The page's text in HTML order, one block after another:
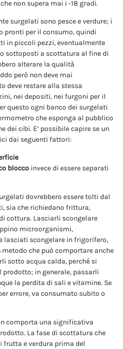
non supera mai i -18 gradi.
surgelati sono pesce e verdure; i
pronti per il consumo, quindi
in piccoli pezzi, eventualmente
sottoposti a scottatura al fine di
alterare la qualità
però non deve mai
deve restare alla stessa
nei depositi, nei furgoni per il
questo ogni banco dei surgelati
che esponga al pubblico
dei cibi. E’ possibile capire se un
dai seguenti fattori:
blocco invece di essere separati
dovrebbero essere tolti dal
sia che richiedano frittura,
cottura. Lasciarli scongelare
microorganismi,
lasciati scongelare in frigorifero,
metodo che può comportare anche
sotto acqua calda, perché si
prodotto; in generale, passarli
la perdita di sali e vitamine. Se
errore, va consumato subito o
comporta una significativa
La fase di scottatura che
e verdura prima del